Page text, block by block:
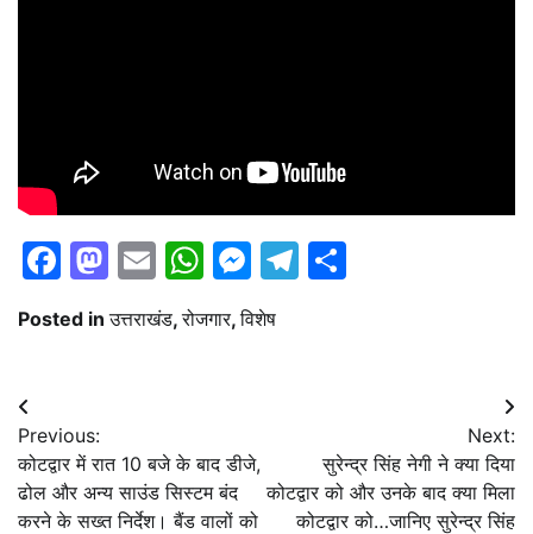
Facebook
Mastodon
EmailWhatsApp
Messenger
Telegram
Posted inउत्तराखंड,रोजगार,विशेष
Post
navigation
Previous:
कोटद्वार में रात 10 बजे के बाद डीजे,
ढोल और अन्य साउंड सिस्टम बंद
करने के सख्त निर्देश। बैंड वालों को
Next:
सुरेन्द्र सिंह नेगी ने क्या दिया
कोटद्वार को और उनके बाद क्या मिला
कोटद्वार को…जानिए सुरेन्द्र सिंह